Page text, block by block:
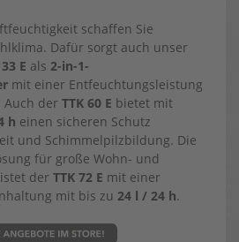
schaffen Sie
Dafür sorgt auch unser
E als 2-in-1-
mit einer Entfeuchtungsleistung
Auch der TTK 60 E bietet mit
h einen sicheren Schutz
und Schimmelpilzbildung. Die
für große Wohn- und
der TTK 72 E mit einer
mit bis zu 24 l / 24 h.